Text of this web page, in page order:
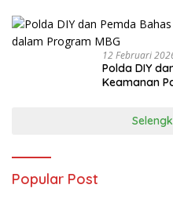
12 Februari
Polda DIY
Keamanan
Popular Post